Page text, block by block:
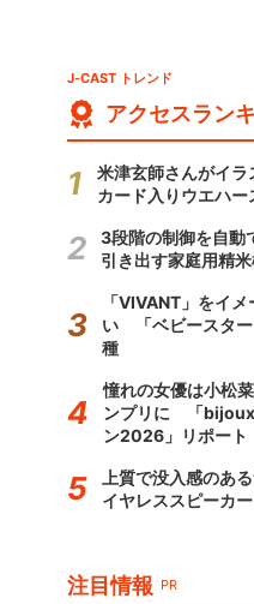
J-CAST トレンド
アクセスラン
米津玄師さんがイ
カード入りウエハー
3段階の制御を自
引き出す家庭用精
「VIVANT」をイ
い 「ベビースター
種
憧れの女優は小松
ンプリに 「bijoux
ン2026」リポート
上質で没入感のあ
イヤレススピーカー
注目情報 PR